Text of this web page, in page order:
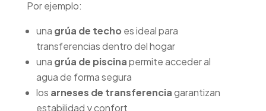
Por ejemplo:
una grúa de techo es ideal para
transferencias dentro del hogar
una grúa de piscinapermite acceder al
agua de forma segura
los arneses de transferenciagarantizan
estabilidad y confort